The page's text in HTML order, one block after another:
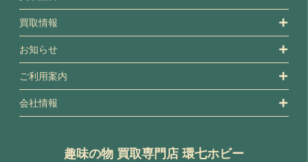
買取情報
お知らせ
ご利用案内
会社情報
趣味の物 買取専門店 環七ホビー